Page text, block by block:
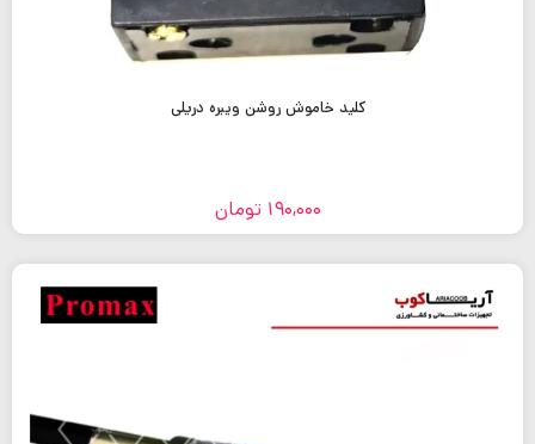
کلید خاموش روشن ویبره دریلی
190,000 تومان